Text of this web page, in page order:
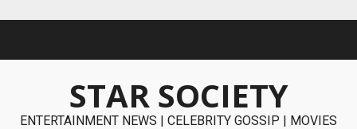
STAR SOCIETY
ENTERTAINMENT NEWS | CELEBRITY GOSSIP | MOVIES